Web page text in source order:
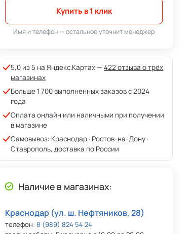
Купить в 1 клик
Имя и телефон — остальное уточнит менеджер
5,0 из 5 на Яндекс.Картах —422 отзыва о трёх
магазинах
Больше 1 700 выполненных заказов с 2024
года
Оплата онлайн или наличными при получении
в магазине
Самовывоз: Краснодар · Ростов-на-Дону ·
Ставрополь, доставка по России
Наличие в магазинах:
Краснодар (ул. ш. Нефтяников, 28)
телефон:8 (989) 824 54 24